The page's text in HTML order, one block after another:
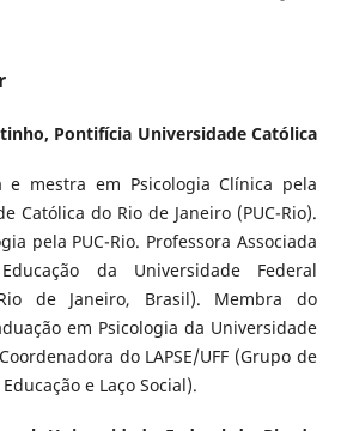
Pontifícia Universidade Católica
e mestra em Psicologia Clínica pela
Católica do Rio de Janeiro (PUC-Rio).
pela PUC-Rio. Professora Associada
da Universidade Federal
de Janeiro, Brasil). Membra do
em Psicologia da Universidade
do LAPSE/UFF (Grupo de
e Laço Social).